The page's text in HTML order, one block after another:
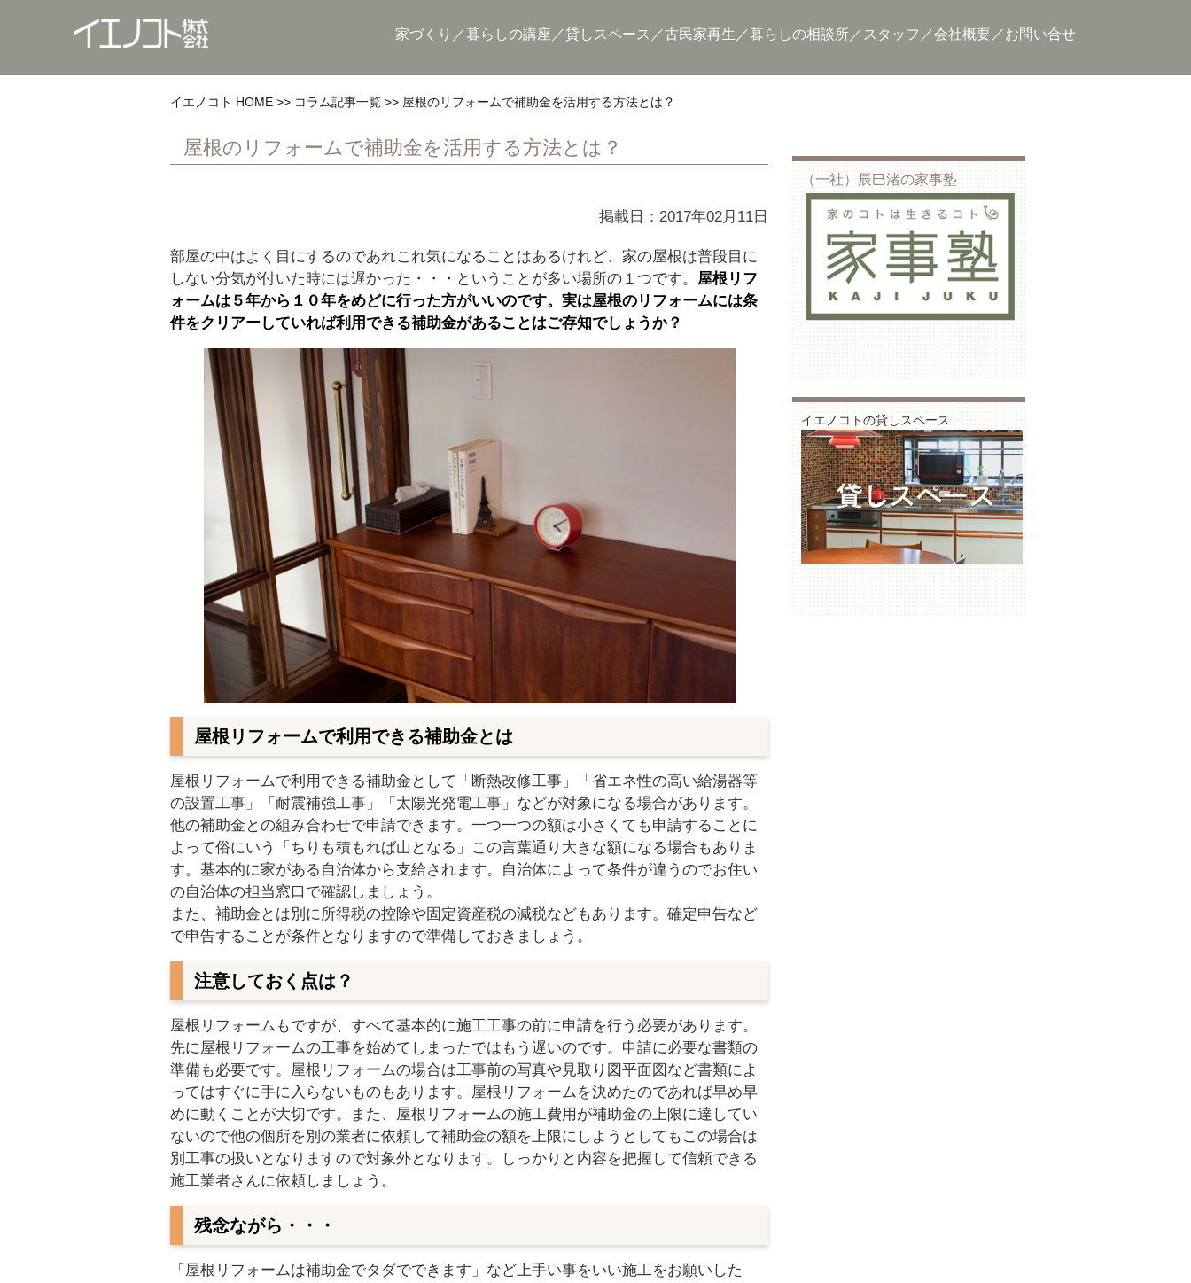
家づくり 暮らしの講座 貸しスペース 古民家再生 暮らしの相談所 スタッフ 会社概要 お問い合せ
イエノコト HOME コラム記事一覧 屋根のリフォームで補助金を活用する方法とは？
屋根のリフォームで補助金を活用する方法とは？
掲載日：2017年02月11日
部屋の中はよく目にするのであれこれ気になることはあるけれど、家の屋根は普段目に
しない分気が付いた時には遅かった・・・ということが多い場所の１つです。 屋根リフ
ォームは５年から１０年をめどに行った方がいいのです。実は屋根のリフォームには条
件をクリアーしていれば利用できる補助金があることはご存知でしょうか？
屋根リフォームで利用できる補助金とは
屋根リフォームで利用できる補助金として「断熱改修工事」「省エネ性の高い給湯器等
の設置工事」「耐震補強工事」「太陽光発電工事」などが対象になる場合があります。
他の補助金との組み合わせで申請できます。一つ一つの額は小さくても申請することに
よって俗にいう「ちりも積もれば山となる」この言葉通り大きな額になる場合もありま
す。基本的に家がある自治体から支給されます。自治体によって条件が違うのでお住い
の自治体の担当窓口で確認しましょう。
また、補助金とは別に所得税の控除や固定資産税の減税などもあります。確定申告など
で申告することが条件となりますので準備しておきましょう。
注意しておく点は？
屋根リフォームもですが、すべて基本的に施工工事の前に申請を行う必要があります。
先に屋根リフォームの工事を始めてしまったではもう遅いのです。申請に必要な書類の
準備も必要です。屋根リフォームの場合は工事前の写真や見取り図平面図など書類によ
ってはすぐに手に入らないものもあります。屋根リフォームを決めたのであれば早め早
めに動くことが大切です。また、屋根リフォームの施工費用が補助金の上限に達してい
ないので他の個所を別の業者に依頼して補助金の額を上限にしようとしてもこの場合は
別工事の扱いとなりますので対象外となります。しっかりと内容を把握して信頼できる
施工業者さんに依頼しましょう。
残念ながら・・・
「屋根リフォームは補助金でタダでできます」など上手い事をいい施工をお願いした
（一社）辰巳渚の家事塾
イエノコトの貸しスペース